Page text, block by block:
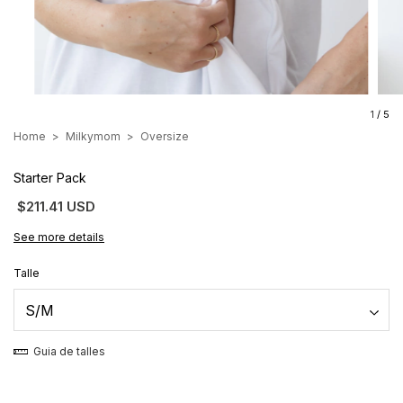
1 / 5
Home > Milkymom > Oversize
Starter Pack
$211.41 USD
See more details
Talle
Guia de talles